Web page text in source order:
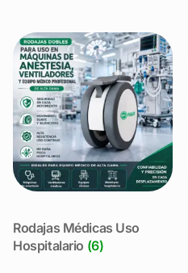
Rodajas Médicas Uso
Hospitalario (6)